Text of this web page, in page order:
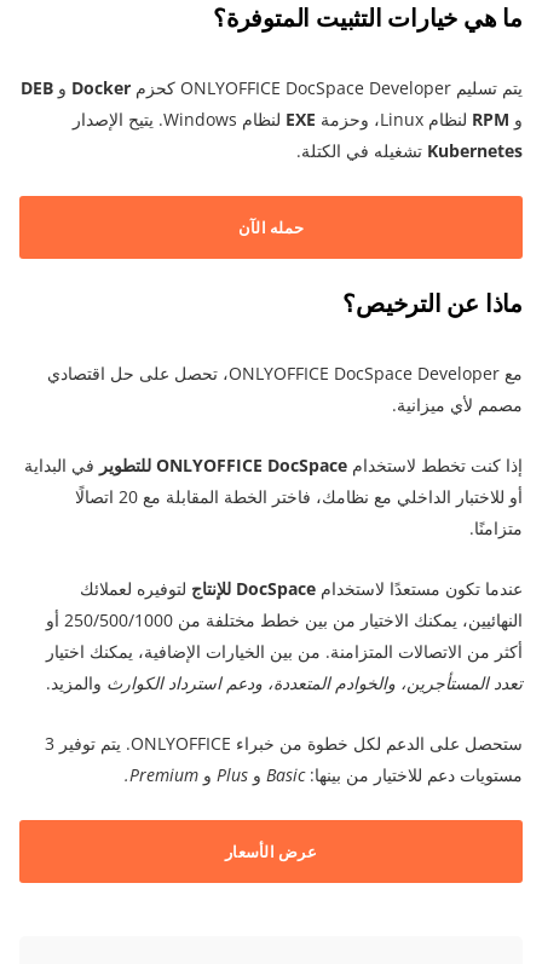
ما هي خيارات التثبيت المتوفرة؟
يتم تسليم ONLYOFFICE DocSpace Developer كحزم Docker و DEB
و RPM لنظام Linux، وحزمة EXE لنظام Windows. يتيح الإصدار
Kubernetes تشغيله في الكتلة.
حمله الآن
ماذا عن الترخيص؟
مع ONLYOFFICE DocSpace Developer، تحصل على حل اقتصادي
مصمم لأي ميزانية.
إذا كنت تخطط لاستخدام ONLYOFFICE DocSpace للتطوير
في البداية
أو للاختبار الداخلي مع نظامك، فاختر الخطة المقابلة مع 20 اتصالًا
متزامنًا.
عندما تكون مستعدًا لاستخدام DocSpace للإنتاج
لتوفيره لعملائك
النهائيين، يمكنك الاختيار من بين خطط مختلفة من 250/500/1000 أو
أكثر من الاتصالات المتزامنة. من بين الخيارات الإضافية، يمكنك اختيار
تعدد المستأجرين، والخوادم المتعددة، ودعم استرداد الكوارث والمزيد.
ستحصل على الدعم لكل خطوة من خبراء ONLYOFFICE. يتم توفير 3
مستويات دعم للاختيار من بينها:Basic و و Premium.
عرض الأسعار